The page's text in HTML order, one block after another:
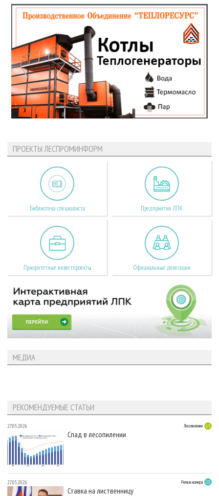
ПРОЕКТЫ ЛЕСПРОМИНФОРМ
Библиотека специалиста Предприятия ЛПК
Приоритетные инвестпроекты Официальные делегации
МЕДИА
РЕКОМЕНДУЕМЫЕ СТАТЬИ
27.05.2026 Лесопиление
Спад в лесопилении
27.05.2026 Регион номера
Ставка на лиственницу